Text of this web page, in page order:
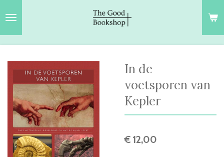
In de
voetsporen van
Kepler
€ 12,00